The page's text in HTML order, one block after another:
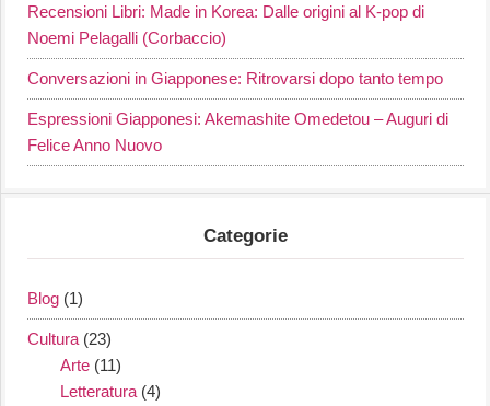
Recensioni Libri: Made in Korea: Dalle origini al K-pop di
Noemi Pelagalli (Corbaccio)
Conversazioni in Giapponese: Ritrovarsi dopo tanto tempo
Espressioni Giapponesi: Akemashite Omedetou – Auguri di
Felice Anno Nuovo
Categorie
Blog (1)
Cultura (23)
Arte (11)
Letteratura (4)